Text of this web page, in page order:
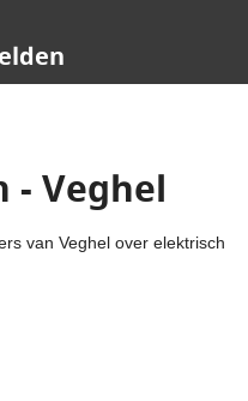
- Veghel
van Veghel over elektrisch